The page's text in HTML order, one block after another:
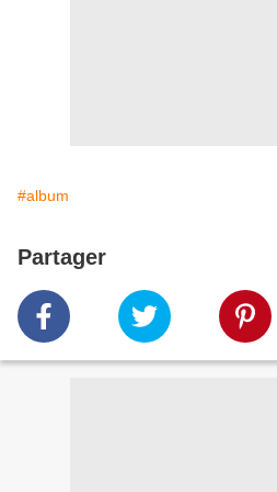
#album
Partager